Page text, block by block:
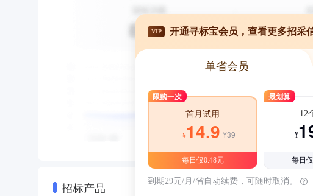
招标产品
VIP 开通寻标宝会员，查看更多招采
单省会员
限购一次
首月试用
¥14.9 ¥39
每日仅0.48元
最划算
12
¥
每日
到期29元/月/省自动续费，可随时取消。